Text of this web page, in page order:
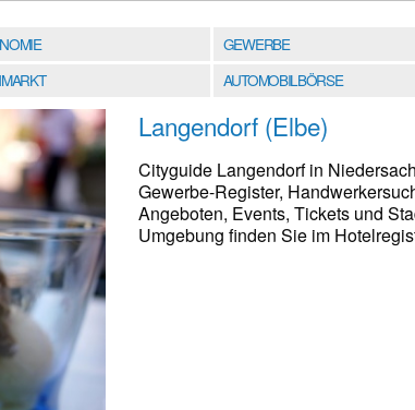
GEWERBE
AUTOMOBILBÖRSE
Langendorf (Elbe)
Cityguide Langendorf in
Gewerbe-Register,
Angeboten, Events, Tickets und
Umgebung finden Sie im